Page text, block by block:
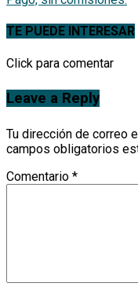
TE PUEDE INTERESAR
Click para comentar
Leave a Reply
Tu dirección de correo
campos obligatorios
Comentario *